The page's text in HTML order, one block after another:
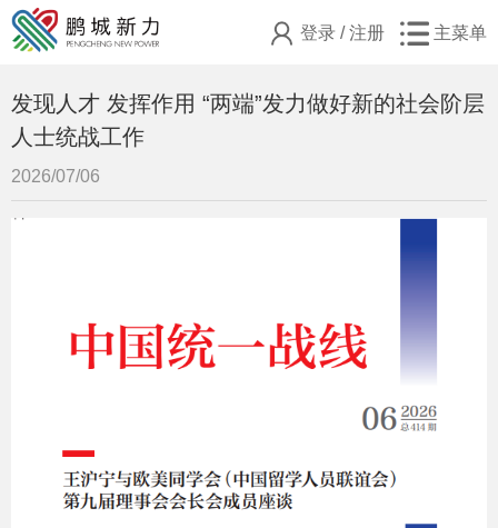
登录 /注册 主菜单
发现人才 发挥作用 “两端”发力做好新的社会阶层
人士统战工作
2026/07/06